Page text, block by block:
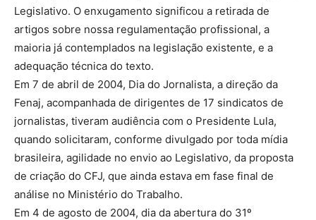
Legislativo. O enxugamento significou a retirada de
artigos sobre nossa regulamentação profissional, a
maioria já contemplados na legislação existente, e a
adequação técnica do texto.
Em 7 de abril de 2004, Dia do Jornalista, a direção da
Fenaj, acompanhada de dirigentes de 17 sindicatos de
jornalistas, tiveram audiência com o Presidente Lula,
quando solicitaram, conforme divulgado por toda mídia
brasileira, agilidade no envio ao Legislativo, da proposta
de criação do CFJ, que ainda estava em fase final de
análise no Ministério do Trabalho.
Em 4 de agosto de 2004, dia da abertura do 31º